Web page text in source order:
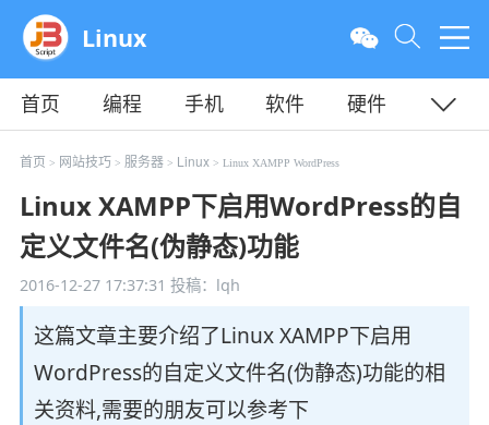
Linux
首页 编程 手机 软件
硬件
教程
平面 服务器
首页 > 网站技巧 > 服务器> Linux> Linux XAMPP WordPress
Linux XAMPP下启用WordPress的自
定义文件名(伪静态)功能
2016-12-27 17:37:31 投稿：lqh
这篇文章主要介绍了Linux XAMPP下启用
WordPress的自定义文件名(伪静态)功能的相
关资料,需要的朋友可以参考下